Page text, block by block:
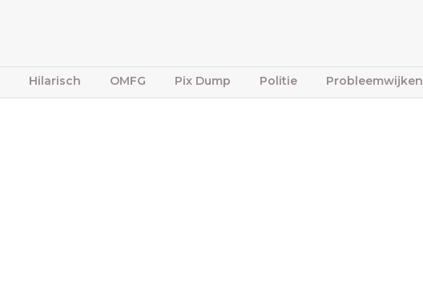
Hilarisch OMFG Pix Dump Politie Probleemwijken